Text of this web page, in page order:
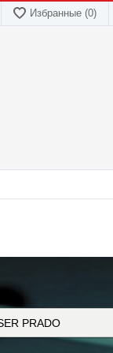
Избранные (0)